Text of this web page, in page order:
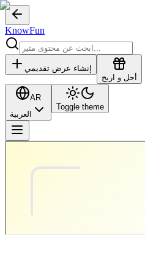
KnowFun
إنشاء عرض تقديمي
أحل و اربح
AR
العربية
Toggle theme